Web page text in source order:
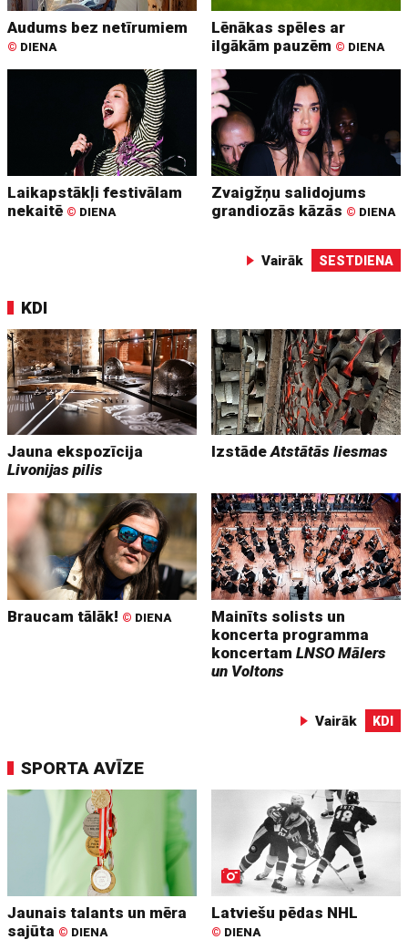
Audums bez netīrumiem
© DIENA
Lēnākas spēles ar
ilgākām pauzēm © DIENA
Laikapstākļi festivālam
nekaitē © DIENA
Zvaigžņu salidojums
grandiozās kāzās © DIENA
Vairāk SESTDIENA
KDI
Jauna ekspozīcija
Livonijas pilis
IzstādeAtstātās liesmas
Braucam tālāk! © DIENA
Mainīts solists un
koncerta programma
koncertamLNSO Mālers
un Voltons
Vairāk KDI
SPORTA AVĪZE
Jaunais talants un mēra
sajūta © DIENA
Latviešu pēdas NHL
© DIENA